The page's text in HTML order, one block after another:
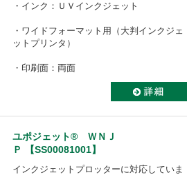
・インク：ＵＶインクジェット
・ワイドフォーマット用（大判インクジェ
ットプリンタ）
・印刷面：両面
ユポジェット® ＷＮＪ
Ｐ 【SS00081001】
インクジェットプロッターに対応していま